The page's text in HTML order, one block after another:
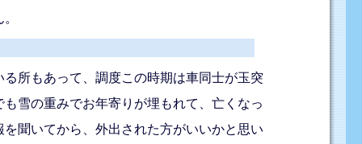
所もあって、調度この時期は車同士が玉突
雪の重みでお年寄りが埋もれて、亡くなっ
聞いてから、外出された方がいいかと思い